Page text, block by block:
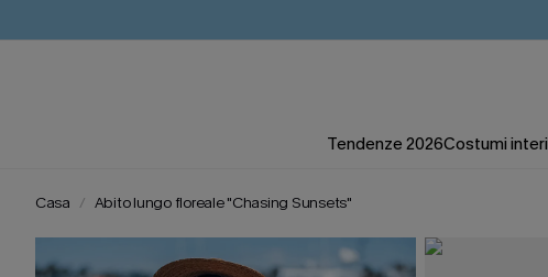
Tendenze 2026Costumi interi
Casa Abito lungo floreale "Chasing Sunsets"